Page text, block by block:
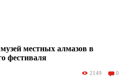
местных алмазов в
фестиваля
2149 0